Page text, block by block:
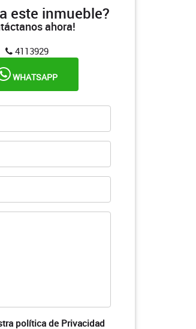
este inmueble?
ahora!
4113929
WHATSAPP
política de Privacidad